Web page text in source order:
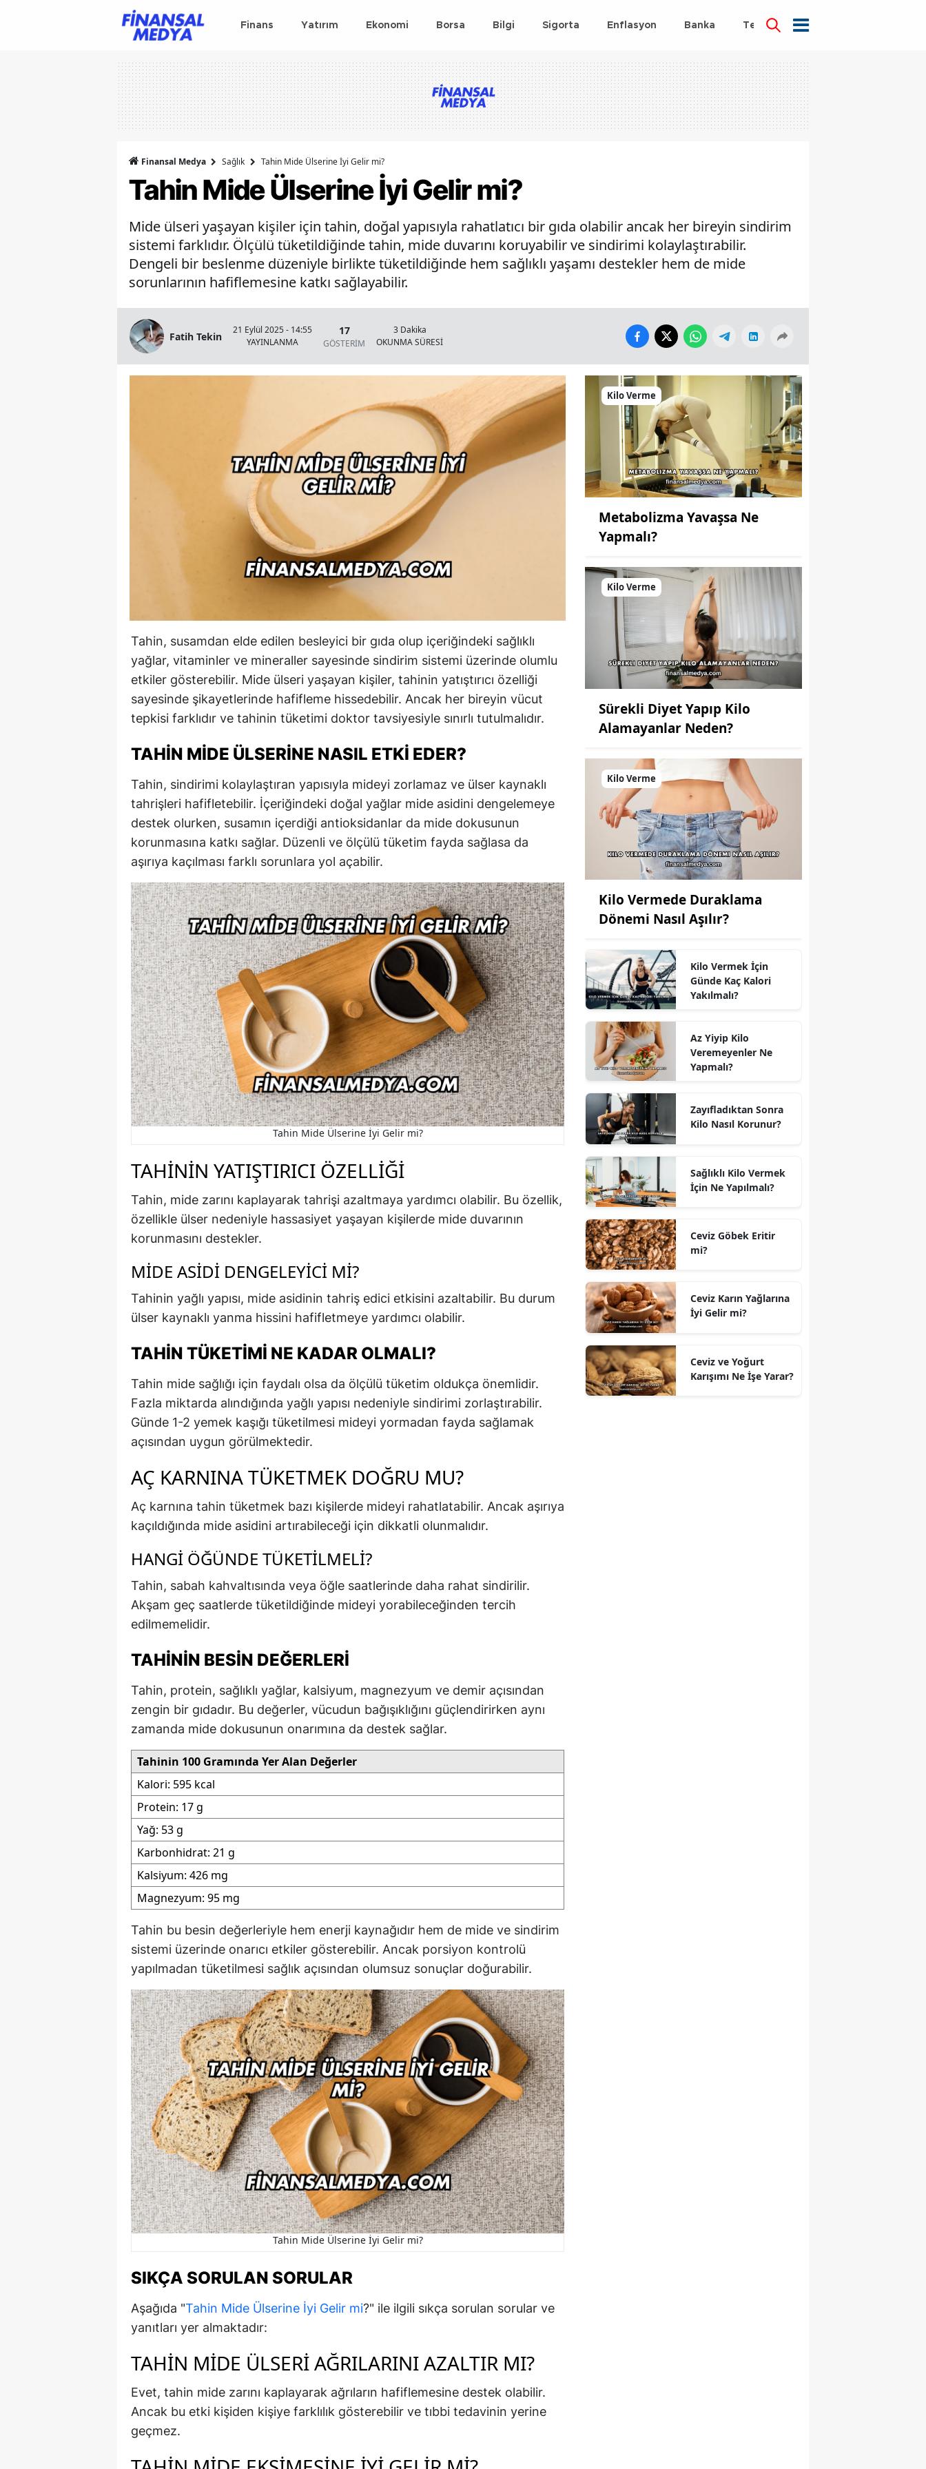
Finans Yatırım Ekonomi Borsa Bilgi Sigorta Enflasyon Banka Teknoloji
Finansal Medya Sağlık Tahin Mide Ülserine İyi Gelir mi?
Tahin Mide Ülserine İyi Gelir mi?
Mide ülseri yaşayan kişiler için tahin, doğal yapısıyla rahatlatıcı bir gıda olabilir ancak her bireyin sindirim
sistemi farklıdır. Ölçülü tüketildiğinde tahin, mide duvarını koruyabilir ve sindirimi kolaylaştırabilir.
Dengeli bir beslenme düzeniyle birlikte tüketildiğinde hem sağlıklı yaşamı destekler hem de mide
sorunlarının hafiflemesine katkı sağlayabilir.
Fatih Tekin
21 Eylül 2025 - 14:55
YAYINLANMA
17
GÖSTERİM
3 Dakika
OKUNMA SÜRESİ
Tahin, susamdan elde edilen besleyici bir gıda olup içeriğindeki sağlıklı
yağlar, vitaminler ve mineraller sayesinde sindirim sistemi üzerinde olumlu
etkiler gösterebilir. Mide ülseri yaşayan kişiler, tahinin yatıştırıcı özelliği
sayesinde şikayetlerinde hafifleme hissedebilir. Ancak her bireyin vücut
tepkisi farklıdır ve tahinin tüketimi doktor tavsiyesiyle sınırlı tutulmalıdır.
TAHIN MIDE ÜLSERINE NASIL ETKI EDER?
Tahin, sindirimi kolaylaştıran yapısıyla mideyi zorlamaz ve ülser kaynaklı
tahrişleri hafifletebilir. İçeriğindeki doğal yağlar mide asidini dengelemeye
destek olurken, susamın içerdiği antioksidanlar da mide dokusunun
korunmasına katkı sağlar. Düzenli ve ölçülü tüketim fayda sağlasa da
aşırıya kaçılması farklı sorunlara yol açabilir.
Tahin Mide Ülserine İyi Gelir mi?
TAHININ YATIŞTIRICI ÖZELLIĞI
Tahin, mide zarını kaplayarak tahrişi azaltmaya yardımcı olabilir. Bu özellik,
özellikle ülser nedeniyle hassasiyet yaşayan kişilerde mide duvarının
korunmasını destekler.
MIDE ASIDI DENGELEYICI MI?
Tahinin yağlı yapısı, mide asidinin tahriş edici etkisini azaltabilir. Bu durum
ülser kaynaklı yanma hissini hafifletmeye yardımcı olabilir.
TAHIN TÜKETIMI NE KADAR OLMALI?
Tahin mide sağlığı için faydalı olsa da ölçülü tüketim oldukça önemlidir.
Fazla miktarda alındığında yağlı yapısı nedeniyle sindirimi zorlaştırabilir.
Günde 1-2 yemek kaşığı tüketilmesi mideyi yormadan fayda sağlamak
açısından uygun görülmektedir.
AÇ KARNINA TÜKETMEK DOĞRU MU?
Aç karnına tahin tüketmek bazı kişilerde mideyi rahatlatabilir. Ancak aşırıya
kaçıldığında mide asidini artırabileceği için dikkatli olunmalıdır.
HANGI ÖĞÜNDE TÜKETILMELI?
Tahin, sabah kahvaltısında veya öğle saatlerinde daha rahat sindirilir.
Akşam geç saatlerde tüketildiğinde mideyi yorabileceğinden tercih
edilmemelidir.
TAHININ BESIN DEĞERLERI
Tahin, protein, sağlıklı yağlar, kalsiyum, magnezyum ve demir açısından
zengin bir gıdadır. Bu değerler, vücudun bağışıklığını güçlendirirken aynı
zamanda mide dokusunun onarımına da destek sağlar.
Tahinin 100 Gramında Yer Alan Değerler
Kalori: 595 kcal
Protein: 17 g
Yağ: 53 g
Karbonhidrat: 21 g
Kalsiyum: 426 mg
Magnezyum: 95 mg
Tahin bu besin değerleriyle hem enerji kaynağıdır hem de mide ve sindirim
sistemi üzerinde onarıcı etkiler gösterebilir. Ancak porsiyon kontrolü
yapılmadan tüketilmesi sağlık açısından olumsuz sonuçlar doğurabilir.
Tahin Mide Ülserine İyi Gelir mi?
SIKÇA SORULAN SORULAR
Aşağıda "Tahin Mide Ülserine İyi Gelir mi?" ile ilgili sıkça sorulan sorular ve
yanıtları yer almaktadır:
TAHIN MIDE ÜLSERI AĞRILARINI AZALTIR MI?
Evet, tahin mide zarını kaplayarak ağrıların hafiflemesine destek olabilir.
Ancak bu etki kişiden kişiye farklılık gösterebilir ve tıbbi tedavinin yerine
geçmez.
Kilo Verme
Metabolizma Yavaşsa Ne
Yapmalı?
Kilo Verme
Sürekli Diyet Yapıp Kilo
Alamayanlar Neden?
Kilo Verme
Kilo Vermede Duraklama
Dönemi Nasıl Aşılır?
Kilo Vermek İçin
Günde Kaç Kalori
Yakılmalı?
Az Yiyip Kilo
Veremeyenler Ne
Yapmalı?
Zayıfladıktan Sonra
Kilo Nasıl Korunur?
Sağlıklı Kilo Vermek
İçin Ne Yapılmalı?
Ceviz Göbek Eritir
mi?
Ceviz Karın Yağlarına
İyi Gelir mi?
Ceviz ve Yoğurt
Karışımı Ne İşe Yarar?